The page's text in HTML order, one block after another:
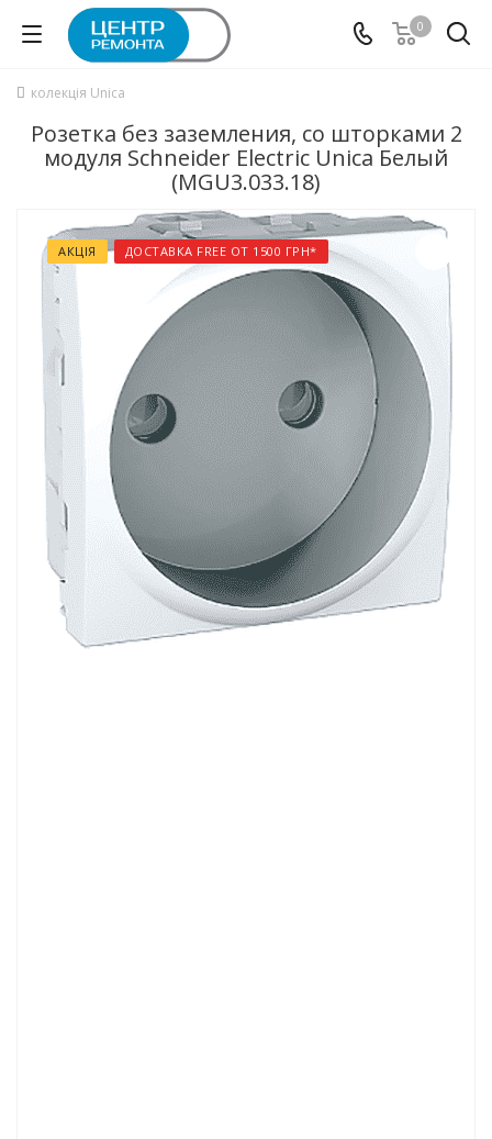
0
колекція Unica
Розетка без заземления, со шторками 2
модуля Schneider Electric Unica Белый
(MGU3.033.18)
АКЦІЯ ДОСТАВКА FREE ОТ 1500 ГРН*